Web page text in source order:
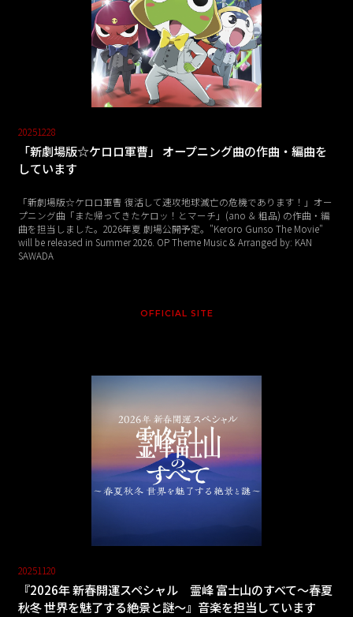
20251228
「新劇場版☆ケロロ軍曹」 オープニング曲の作曲・編曲を
しています
「新劇場版☆ケロロ軍曹 復活して速攻地球滅亡の危機であります！」オー
プニング曲「また帰ってきたケロッ！とマーチ」(ano ＆ 粗品) の作曲・編
曲を担当しました。2026年夏 劇場公開予定。"Keroro Gunso The Movie"
will be released in Summer 2026. OP Theme Music & Arranged by: KAN
SAWADA
OFFICIAL SITE
20251120
『2026年 新春開運スペシャル 霊峰 富士山のすべて～春夏
秋冬 世界を魅了する絶景と謎～』音楽を担当しています